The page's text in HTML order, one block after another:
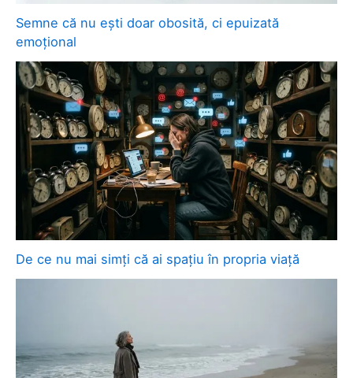
Semne că nu ești doar obosită, ci epuizată
emoțional
De ce nu mai simți că ai spațiu în propria viață